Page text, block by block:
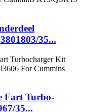
35...
Fart Turbo-
35...